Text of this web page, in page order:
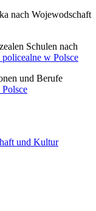
nach Wojewodschaft
Schulen nach
policealne w Polsce
und Berufe
und Kultur